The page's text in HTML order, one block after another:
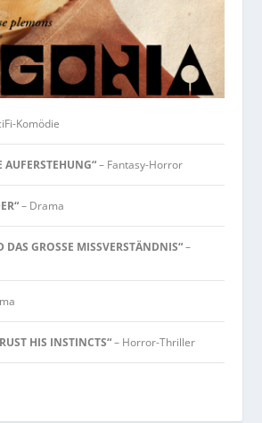
Komödie
AUFERSTEHUNG“– Fantasy-Horror
– Drama
GROSSE MISSVERSTÄNDNIS“–
HIS INSTINCTS“– Horror-Thriller